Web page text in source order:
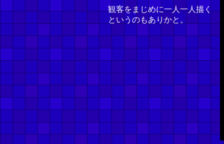
観客をまじめに一人一人描く
というのもありかと。